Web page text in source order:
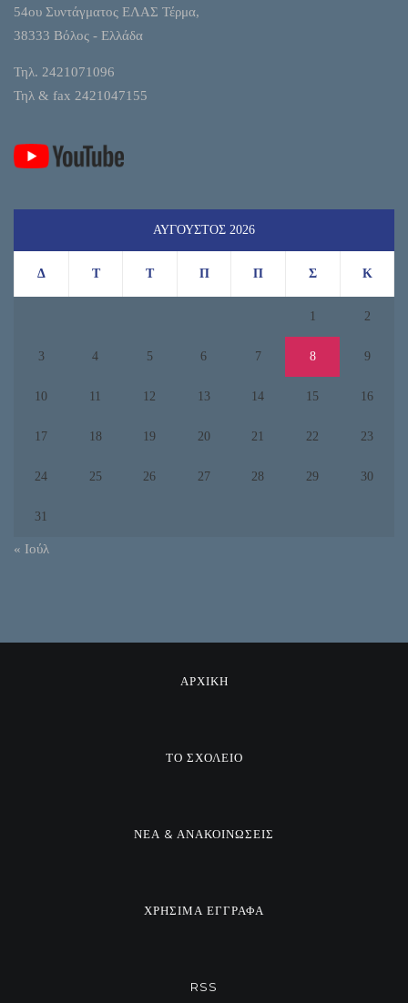
54ου Συντάγματος ΕΛΑΣ Τέρμα,
38333 Βόλος - Ελλάδα
Τηλ. 2421071096
Τηλ & fax 2421047155
ΑΎΓΟΥΣΤΟΣ 2026
Δ Τ Τ Π Π Σ Κ
1 2
3 4 5 6 7 8 9
10 11 12 13 14 15 16
17 18 19 20 21 22 23
24 25 26 27 28 29 30
31
« Ιούλ
ΑΡΧΙΚΗ
ΤΟ ΣΧΟΛΕΙΟ
ΝΕΑ & ΑΝΑΚΟΙΝΩΣΕΙΣ
ΧΡΗΣΙΜΑ ΕΓΓΡΑΦΑ
RSS